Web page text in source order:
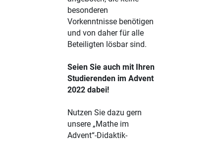
besonderen
Vorkenntnisse benötigen
und von daher für alle
Beteiligten lösbar sind.
Seien Sie auch mit Ihren
Studierenden im Advent
2022 dabei!
Nutzen Sie dazu gern
unsere „Mathe im
Advent“-Didaktik-